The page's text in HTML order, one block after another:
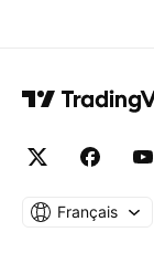
Français